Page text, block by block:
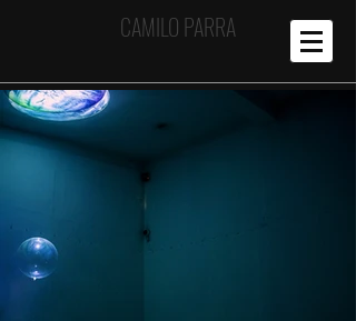
CAMILO PARRA